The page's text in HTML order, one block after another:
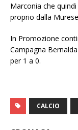
Marconia che
proprio dalla
In Promozione
Campagna
per 1 a 0.
CALCIO